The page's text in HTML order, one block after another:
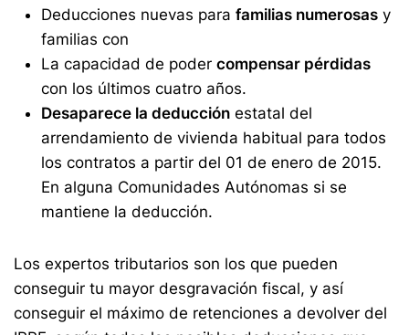
Deducciones nuevas para familias numerosas y
familias con
La capacidad de poder compensar pérdidas
con los últimos cuatro años.
Desaparece la deducción estatal del
arrendamiento de vivienda habitual para todos
los contratos a partir del 01 de enero de 2015.
En alguna Comunidades Autónomas si se
mantiene la deducción.
Los expertos tributarios son los que pueden
conseguir tu mayor desgravación fiscal, y así
conseguir el máximo de retenciones a devolver del